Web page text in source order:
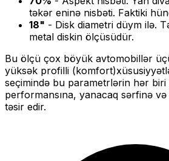
təkər eninə nisbəti. Faktiki
18" - Disk diametri düym ilə.
metal diskin ölçüsüdür.
Bu ölçü çox böyük avtomobillər
yüksək profilli (komfort)
seçimində bu parametrlərin hər
performansına, yanacaq sərfinə
təsir edir.